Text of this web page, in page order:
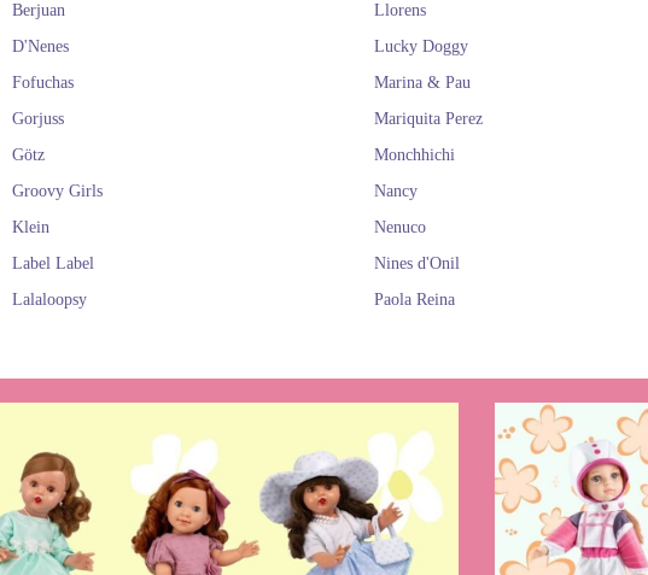
Berjuan
D'Nenes
Fofuchas
Gorjuss
Götz
Groovy Girls
Klein
Label Label
Lalaloopsy
Llorens
Lucky Doggy
Marina & Pau
Mariquita Perez
Monchhichi
Nancy
Nenuco
Nines d'Onil
Paola Reina